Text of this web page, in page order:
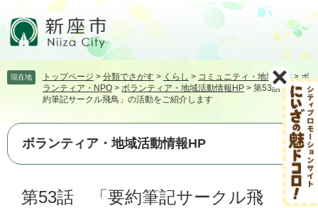
頭飛
て
文
現在地 トップページ > 分類でさがす > くらし > コミュニティ・地域活動 >ボ
ランティア・NPO > ボランティア・地域活動情報HP > 第53話 「要
約筆記サークル飛鳥」の活動をご紹介します
ボランティア・地域活動情報HP
第53話 「要約筆記サークル飛